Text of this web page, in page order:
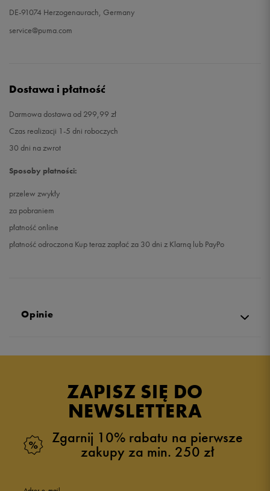
DE-91074 Herzogenaurach, Germany
service@puma.com
Dostawa i płatność
Darmowa dostawa od 299,99 zł
Czas realizacji 1-5 dni roboczych
30 dni na zwrot
Sposoby płatności:
przelew zwykły
za pobraniem
płatność online
płatność odroczona Kup teraz zapłać za 30 dni z Klarną lub PayPo
Opinie
ZAPISZ SIĘ DO
NEWSLETTERA
Zgarnij 10% rabatu na pierwsze
zakupy za min. 250 zł